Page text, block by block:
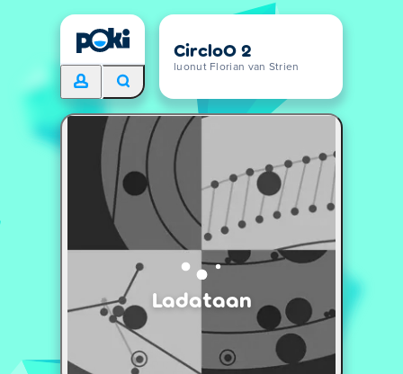
CircloO 2
luonut Florian van Strien
Ladataan